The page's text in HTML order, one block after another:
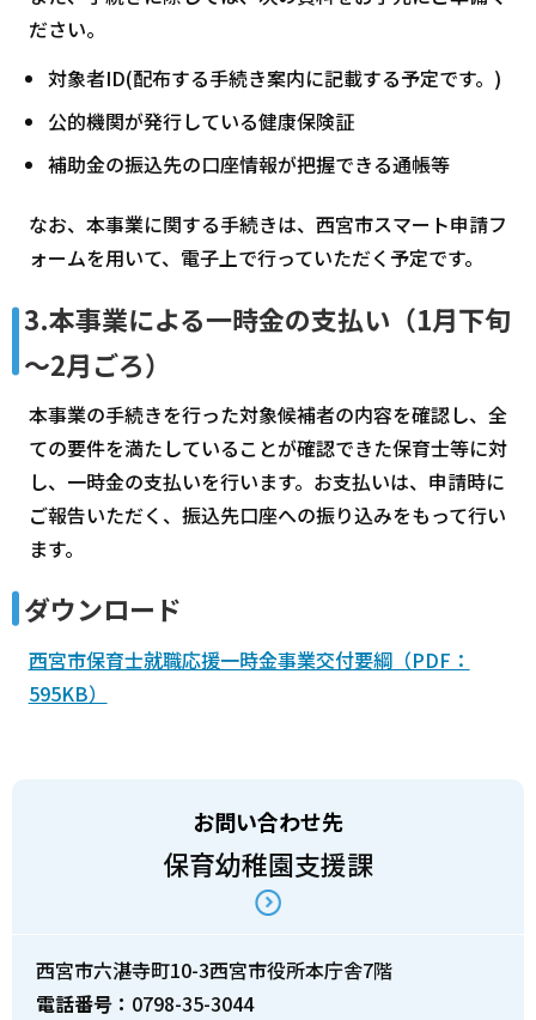
ださい。
対象者ID(配布する手続き案内に記載する予定です。)
公的機関が発行している健康保険証
補助金の振込先の口座情報が把握できる通帳等
なお、本事業に関する手続きは、西宮市スマート申請フ
ォームを用いて、電子上で行っていただく予定です。
3.本事業による一時金の支払い（1月下旬
～2月ごろ）
本事業の手続きを行った対象候補者の内容を確認し、全
ての要件を満たしていることが確認できた保育士等に対
し、一時金の支払いを行います。お支払いは、申請時に
ご報告いただく、振込先口座への振り込みをもって行い
ます。
ダウンロード
西宮市保育士就職応援一時金事業交付要綱（PDF：
595KB）
お問い合わせ先
保育幼稚園支援課
西宮市六湛寺町10-3西宮市役所本庁舎7階
電話番号： 0798-35-3044